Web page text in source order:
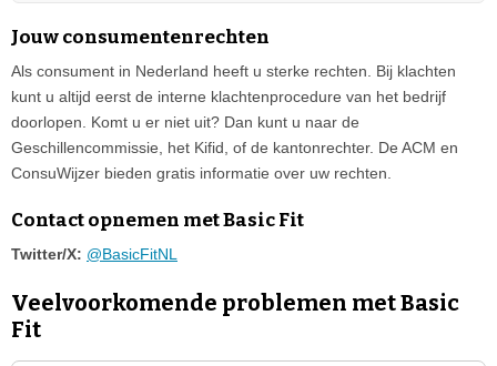
Jouw consumentenrechten
Als consument in Nederland heeft u sterke rechten. Bij klachten
kunt u altijd eerst de interne klachtenprocedure van het bedrijf
doorlopen. Komt u er niet uit? Dan kunt u naar de
Geschillencommissie, het Kifid, of de kantonrechter. De ACM en
ConsuWijzer bieden gratis informatie over uw rechten.
Contact opnemen met Basic Fit
Twitter/X: @BasicFitNL
Veelvoorkomende problemen met Basic
Fit